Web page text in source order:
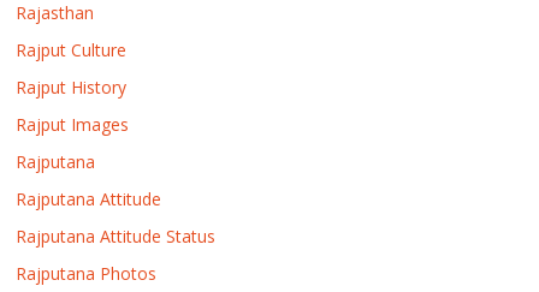
Rajasthan
Rajput Culture
Rajput History
Rajput Images
Rajputana
Rajputana Attitude
Rajputana Attitude Status
Rajputana Photos